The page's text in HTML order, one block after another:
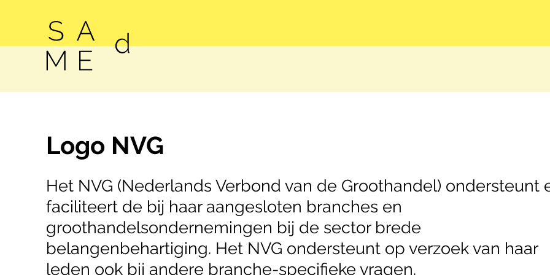
Logo NVG
Het NVG (Nederlands Verbond van de Groothandel) ondersteunt
faciliteert de bij haar aangesloten branches en
groothandelsondernemingen bij de sector brede
belangenbehartiging. Het NVG ondersteunt op verzoek van haar
leden ook bij andere branche-specifieke vragen.